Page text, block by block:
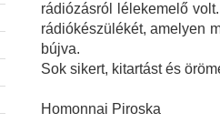
rádiózásról lélekemelő
rádiókészülékét, amelyen
bújva.
Sok sikert, kitartást és
Homonnai Piroska